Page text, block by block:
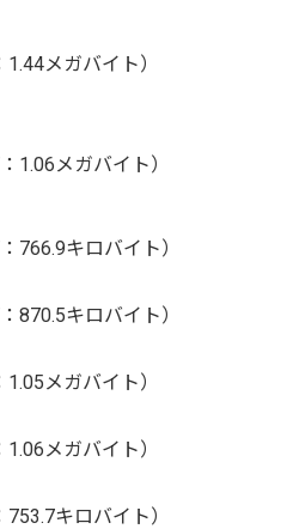
1.44メガバイト）
：1.06メガバイト）
：766.9キロバイト）
：870.5キロバイト）
1.05メガバイト）
1.06メガバイト）
753.7キロバイト）